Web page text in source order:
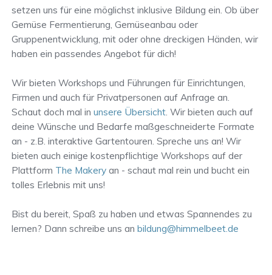
setzen uns für eine möglichst inklusive Bildung ein. Ob über
Gemüse Fermentierung, Gemüseanbau oder
Gruppenentwicklung, mit oder ohne dreckigen Händen, wir
haben ein passendes Angebot für dich!
Wir bieten Workshops und Führungen für Einrichtungen,
Firmen und auch für Privatpersonen auf Anfrage an.
Schaut doch mal in unsere Übersicht. Wir bieten auch auf
deine Wünsche und Bedarfe maßgeschneiderte Formate
an - z.B. interaktive Gartentouren. Spreche uns an! Wir
bieten auch einige kostenpflichtige Workshops auf der
Plattform The Makeryan - schaut mal rein und bucht ein
tolles Erlebnis mit uns!
Bist du bereit, Spaß zu haben und etwas Spannendes zu
lernen? Dann schreibe uns an bildung@himmelbeet.de